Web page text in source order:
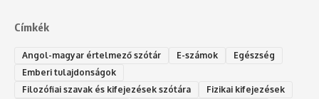
Címkék
Angol-magyar értelmező szótár E-számok
Egészség
Emberi tulajdonságok
Filozófiai szavak és kifejezések szótára
Fizikai kifejezések